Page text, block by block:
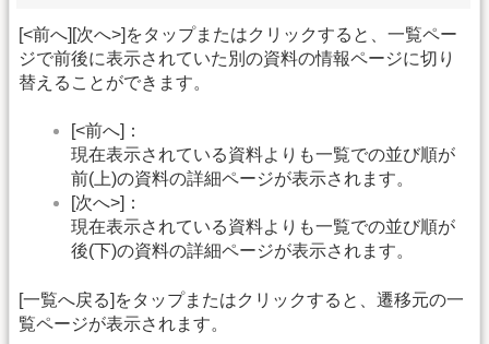
[<前へ][次へ>]をタップまたはクリックすると、一覧ペー
ジで前後に表示されていた別の資料の情報ページに切り
替えることができます。
[<前へ]：
現在表示されている資料よりも一覧での並び順が
前(上)の資料の詳細ページが表示されます。
[次へ>]：
現在表示されている資料よりも一覧での並び順が
後(下)の資料の詳細ページが表示されます。
[一覧へ戻る]をタップまたはクリックすると、遷移元の一
覧ページが表示されます。